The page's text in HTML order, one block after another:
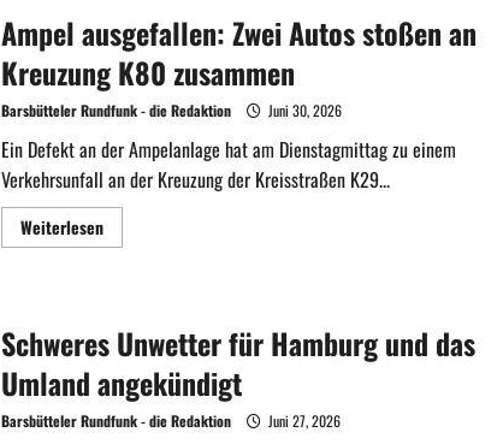
Mümmelmannsberg
am
Wochenende
gesperrt
Ampel ausgefallen: Zwei Autos stoßen an
Kreuzung K80 zusammen
Barsbütteler Rundfunk - die Redaktion Juni 30, 2026
Ein Defekt an der Ampelanlage hat am Dienstagmittag zu einem
Verkehrsunfall an der Kreuzung der Kreisstraßen K29...
WeiterlesenMehr
Informationen
Autos
stoßen
an
Kreuzung
K80
zusammen
Schweres Unwetter für Hamburg und das
Umland angekündigt
Barsbütteler Rundfunk - die Redaktion Juni 27, 2026